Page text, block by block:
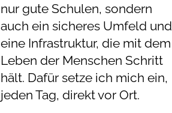
nur gute Schulen, sondern
auch ein sicheres Umfeld und
eine Infrastruktur, die mit dem
Leben der Menschen Schritt
hält. Dafür setze ich mich ein,
jeden Tag, direkt vor Ort.